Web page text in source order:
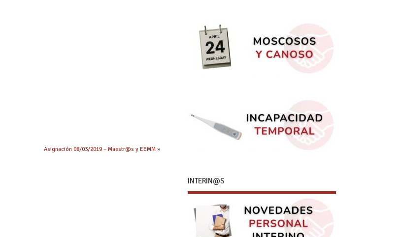
Asignación 08/03/2019 – Maestr@s y EEMM »
INTERIN@S